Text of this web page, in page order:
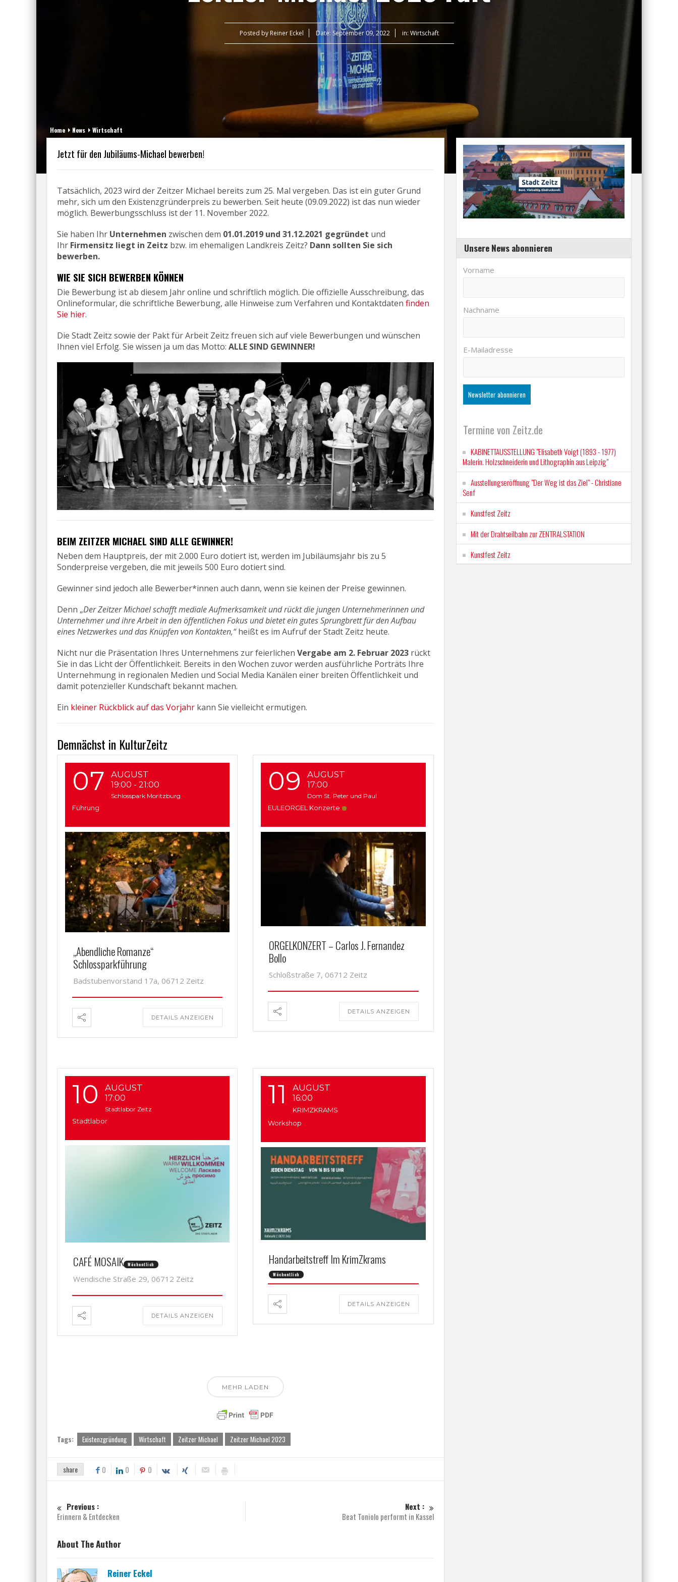
Posted by Reiner Eckel Date: September 09, 2022 in: Wirtschaft
Home News Wirtschaft
Jetzt für den Jubiläums-Michael bewerben!
Tatsächlich, 2023 wird der Zeitzer Michael bereits zum 25. Mal vergeben. Das ist ein guter Grund
mehr, sich um den Existenzgründerpreis zu bewerben. Seit heute (09.09.2022) ist das nun wieder
möglich. Bewerbungsschluss ist der 11. November 2022.
Sie haben Ihr Unternehmen zwischen dem 01.01.2019 und 31.12.2021 gegründet und
Ihr Firmensitz liegt in Zeitz bzw. im ehemaligen Landkreis Zeitz? Dann sollten Sie sich
bewerben.
WIE SIE SICH BEWERBEN KÖNNEN
Die Bewerbung ist ab diesem Jahr online und schriftlich möglich. Die offizielle Ausschreibung, das
Onlineformular, die schriftliche Bewerbung, alle Hinweise zum Verfahren und Kontaktdaten finden
Sie hier.
Die Stadt Zeitz sowie der Pakt für Arbeit Zeitz freuen sich auf viele Bewerbungen und wünschen
Ihnen viel Erfolg. Sie wissen ja um das Motto: ALLE SIND GEWINNER!
BEIM ZEITZER MICHAEL SIND ALLE GEWINNER!
Neben dem Hauptpreis, der mit 2.000 Euro dotiert ist, werden im Jubiläumsjahr bis zu 5
Sonderpreise vergeben, die mit jeweils 500 Euro dotiert sind.
Gewinner sind jedoch alle Bewerber*innen auch dann, wenn sie keinen der Preise gewinnen.
Denn „Der Zeitzer Michael schafft mediale Aufmerksamkeit und rückt die jungen Unternehmerinnen und
Unternehmer und ihre Arbeit in den öffentlichen Fokus und bietet ein gutes Sprungbrett für den Aufbau
eines Netzwerkes und das Knüpfen von Kontakten,“heißt es im Aufruf der Stadt Zeitz heute.
Nicht nur die Präsentation Ihres Unternehmens zur feierlichen Vergabe am 2. Februar 2023 rückt
Sie in das Licht der Öffentlichkeit. Bereits in den Wochen zuvor werden ausführliche Porträts Ihre
Unternehmung in regionalen Medien und Social Media Kanälen einer breiten Öffentlichkeit und
damit potenzieller Kundschaft bekannt machen.
Ein kleiner Rückblick auf das Vorjahr kann Sie vielleicht ermutigen.
Demnächst in KulturZeitz
07 AUGUST
19:00 - 21:00
Schlosspark Moritzburg
Führung
„Abendliche Romanze“
Schlossparkführung
Badstubenvorstand 17a, 06712 Zeitz
DETAILS ANZEIGEN
09 AUGUST
17:00
Dom St. Peter und Paul
EULEORGEL Konzerte
ORGELKONZERT – Carlos J. Fernandez
Bollo
Schloßstraße 7, 06712 Zeitz
DETAILS ANZEIGEN
10 AUGUST
17:00
Stadtlabor Zeitz
Stadtlabor
CAFÉ MOSAIK Wöchentlich
Wendische Straße 29, 06712 Zeitz
DETAILS ANZEIGEN
11 AUGUST
16:00
KRIMZKRAMS
Workshop
Handarbeitstreff Im KrimZkrams
Wöchentlich
DETAILS ANZEIGEN
MEHR LADEN
Tags: Existenzgründung Wirtschaft Zeitzer Michael Zeitzer Michael 2023
share 0 0 0
Previous :
Erinnern & Entdecken
Next :
Beat Toniolo performt in Kassel
About The Author
Reiner Eckel
Unsere News abonnieren
Vorname
Nachname
E-Mailadresse
Termine von Zeitz.de
KABINETTAUSSTELLUNG "Elisabeth Voigt (1893 - 1977)
Malerin. Holzschneiderin und Lithographin aus Leipzig"
Ausstellungseröffnung "Der Weg ist das Ziel" - Christiane
Senf
Kunstfest Zeitz
Mit der Drahtseilbahn zur ZENTRALSTATION
Kunstfest Zeitz